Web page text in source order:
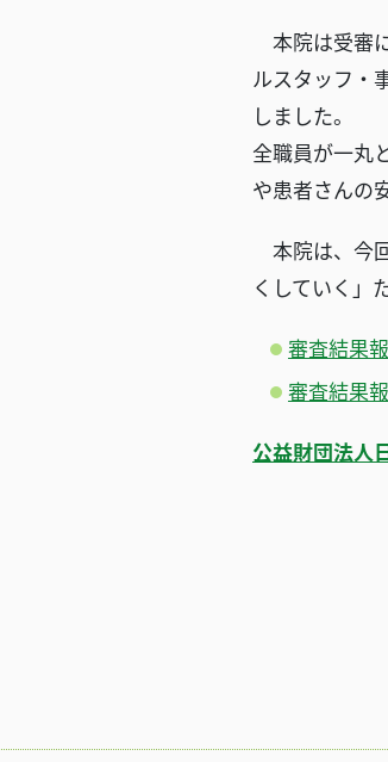
本院は受審
ルスタッフ・
しました。
全職員が一丸
や患者さんの
本院は、今
くしていく」
審査結果
審査結果
公益財団法人